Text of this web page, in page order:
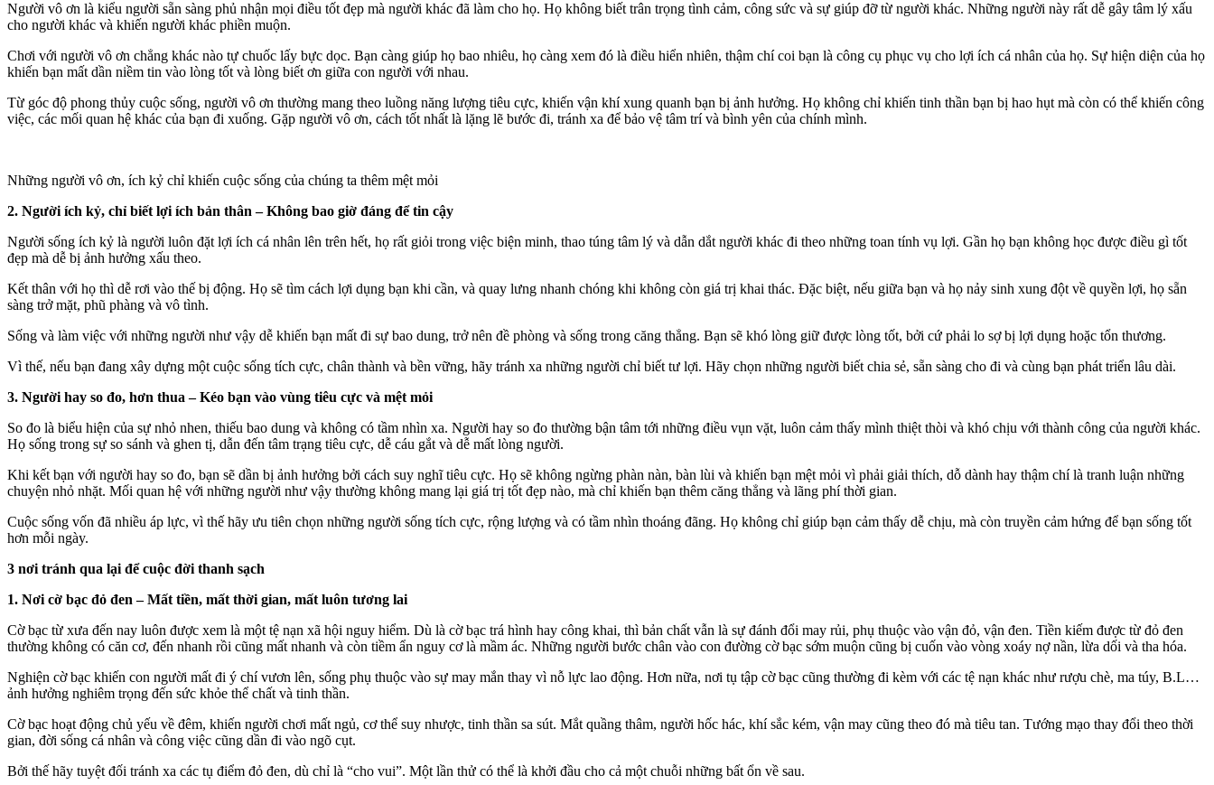
Người vô ơn là kiểu người sẵn sàng phủ nhận mọi điều tốt đẹp mà người khác đã làm cho họ. Họ không biết trân trọng tình cảm, công sức và sự giúp đỡ từ người khác. Những người này rất dễ gây tâm lý xấu
cho người khác và khiến người khác phiền muộn.
Chơi với người vô ơn chẳng khác nào tự chuốc lấy bực dọc. Bạn càng giúp họ bao nhiêu, họ càng xem đó là điều hiển nhiên, thậm chí coi bạn là công cụ phục vụ cho lợi ích cá nhân của họ. Sự hiện diện của họ
khiến bạn mất dần niềm tin vào lòng tốt và lòng biết ơn giữa con người với nhau.
Từ góc độ phong thủy cuộc sống, người vô ơn thường mang theo luồng năng lượng tiêu cực, khiến vận khí xung quanh bạn bị ảnh hưởng. Họ không chỉ khiến tinh thần bạn bị hao hụt mà còn có thể khiến công
việc, các mối quan hệ khác của bạn đi xuống. Gặp người vô ơn, cách tốt nhất là lặng lẽ bước đi, tránh xa để bảo vệ tâm trí và bình yên của chính mình.
Những người vô ơn, ích kỷ chỉ khiến cuộc sống của chúng ta thêm mệt mỏi
2. Người ích kỷ, chỉ biết lợi ích bản thân – Không bao giờ đáng để tin cậy
Người sống ích kỷ là người luôn đặt lợi ích cá nhân lên trên hết, họ rất giỏi trong việc biện minh, thao túng tâm lý và dẫn dắt người khác đi theo những toan tính vụ lợi. Gần họ bạn không học được điều gì tốt
đẹp mà dễ bị ảnh hưởng xấu theo.
Kết thân với họ thì dễ rơi vào thế bị động. Họ sẽ tìm cách lợi dụng bạn khi cần, và quay lưng nhanh chóng khi không còn giá trị khai thác. Đặc biệt, nếu giữa bạn và họ nảy sinh xung đột về quyền lợi, họ sẵn
sàng trở mặt, phũ phàng và vô tình.
Sống và làm việc với những người như vậy dễ khiến bạn mất đi sự bao dung, trở nên đề phòng và sống trong căng thẳng. Bạn sẽ khó lòng giữ được lòng tốt, bởi cứ phải lo sợ bị lợi dụng hoặc tổn thương.
Vì thế, nếu bạn đang xây dựng một cuộc sống tích cực, chân thành và bền vững, hãy tránh xa những người chỉ biết tư lợi. Hãy chọn những người biết chia sẻ, sẵn sàng cho đi và cùng bạn phát triển lâu dài.
3. Người hay so đo, hơn thua – Kéo bạn vào vùng tiêu cực và mệt mỏi
So đo là biểu hiện của sự nhỏ nhen, thiếu bao dung và không có tầm nhìn xa. Người hay so đo thường bận tâm tới những điều vụn vặt, luôn cảm thấy mình thiệt thòi và khó chịu với thành công của người khác.
Họ sống trong sự so sánh và ghen tị, dẫn đến tâm trạng tiêu cực, dễ cáu gắt và dễ mất lòng người.
Khi kết bạn với người hay so đo, bạn sẽ dần bị ảnh hưởng bởi cách suy nghĩ tiêu cực. Họ sẽ không ngừng phàn nàn, bàn lùi và khiến bạn mệt mỏi vì phải giải thích, dỗ dành hay thậm chí là tranh luận những
chuyện nhỏ nhặt. Mối quan hệ với những người như vậy thường không mang lại giá trị tốt đẹp nào, mà chỉ khiến bạn thêm căng thẳng và lãng phí thời gian.
Cuộc sống vốn đã nhiều áp lực, vì thế hãy ưu tiên chọn những người sống tích cực, rộng lượng và có tầm nhìn thoáng đãng. Họ không chỉ giúp bạn cảm thấy dễ chịu, mà còn truyền cảm hứng để bạn sống tốt
hơn mỗi ngày.
3 nơi tránh qua lại để cuộc đời thanh sạch
1. Nơi cờ bạc đỏ đen – Mất tiền, mất thời gian, mất luôn tương lai
Cờ bạc từ xưa đến nay luôn được xem là một tệ nạn xã hội nguy hiểm. Dù là cờ bạc trá hình hay công khai, thì bản chất vẫn là sự đánh đổi may rủi, phụ thuộc vào vận đỏ, vận đen. Tiền kiếm được từ đỏ đen
thường không có căn cơ, đến nhanh rồi cũng mất nhanh và còn tiềm ẩn nguy cơ là mầm ác. Những người bước chân vào con đường cờ bạc sớm muộn cũng bị cuốn vào vòng xoáy nợ nần, lừa dối và tha hóa.
Nghiện cờ bạc khiến con người mất đi ý chí vươn lên, sống phụ thuộc vào sự may mắn thay vì nỗ lực lao động. Hơn nữa, nơi tụ tập cờ bạc cũng thường đi kèm với các tệ nạn khác như rượu chè, m‌a tú‌y, B.L…
ảnh hưởng nghiêm trọng đến sức khỏe thể chất và tinh thần.
Cờ bạc hoạt động chủ yếu về đêm, khiến người chơi mất ngủ, c‌ơ th‌ể suy nhược, tinh thần sa sút. Mắt quầng thâm, người hốc hác, khí sắc kém, vận may cũng theo đó mà tiêu tan. Tướng mạo thay đổi theo thời
gian, đời sống cá nhân và công việc cũng dần đi vào ngõ cụt.
Bởi thế hãy tuyệt đối tránh xa các tụ điểm đỏ đen, dù chỉ là “cho vui”. Một lần thử có thể là khởi đầu cho cả một chuỗi những bất ổn về sau.